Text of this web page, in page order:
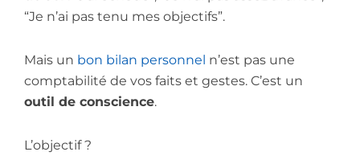
“Je n’ai pas tenu mes objectifs”.
Mais un bon bilan personnel n’est pas une
comptabilité de vos faits et gestes. C’est un
outil de conscience.
L’objectif ?